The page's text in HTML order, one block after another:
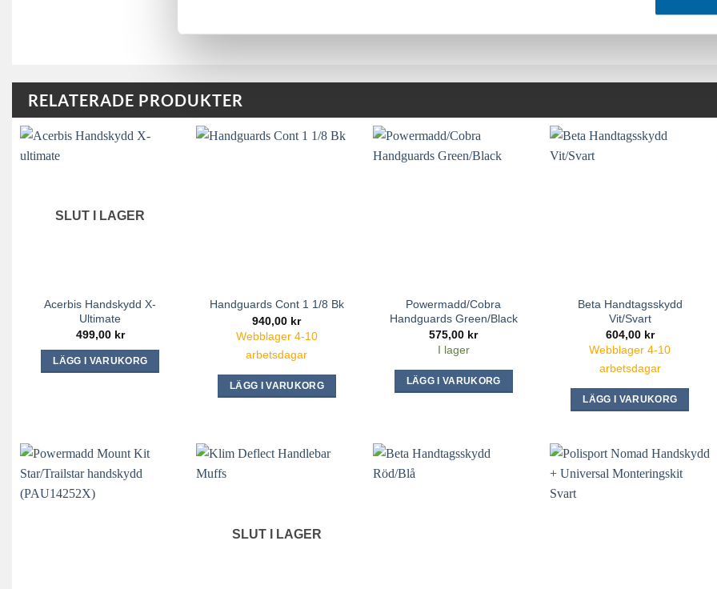
RELATERADE PRODUKTER
SLUT I LAGER
Acerbis Handskydd X-
Ultimate
499,00 kr
LÄGG I VARUKORG
flera
varianter.
Handguards Cont 1 1/8 Bk
940,00 kr
Webblager 4-10
arbetsdagar
LÄGG I VARUKORG
Powermadd/Cobra
Handguards Green/Black
575,00 kr
I lager
LÄGG I VARUKORG
Beta Handtagsskydd
Vit/Svart
604,00 kr
Webblager 4-10
arbetsdagar
LÄGG I VARUKORG
SLUT I LAGER